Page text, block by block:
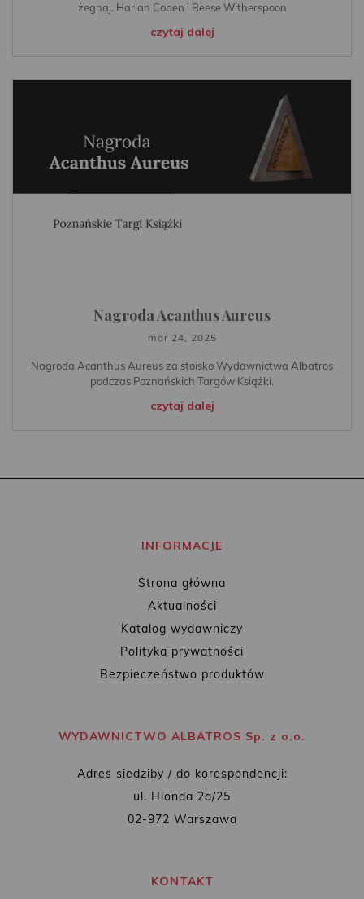
żegnaj. Harlan Coben i Reese Witherspoon
czytaj dalej
Nagroda Acanthus Aureus
mar 24, 2025
Nagroda Acanthus Aureus za stoisko Wydawnictwa Albatros
podczas Poznańskich Targów Książki.
czytaj dalej
INFORMACJE
Strona główna
Aktualności
Katalog wydawniczy
Polityka prywatności
Bezpieczeństwo produktów
WYDAWNICTWO ALBATROS Sp. z o.o.
Adres siedziby / do korespondencji:
ul. Hlonda 2a/25
02-972 Warszawa
KONTAKT